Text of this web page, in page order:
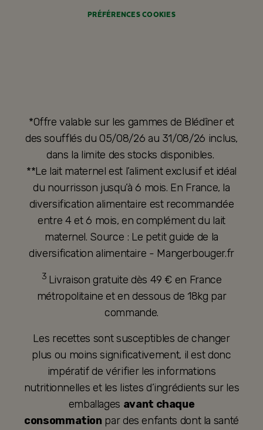
PRÉFÉRENCES COOKIES
*Offre valable sur les gammes de Blédîner et
des soufflés du 05/08/26 au 31/08/26 inclus,
dans la limite des stocks disponibles.
**Le lait maternel est l’aliment exclusif et idéal
du nourrisson jusqu’à 6 mois. En France, la
diversification alimentaire est recommandée
entre 4 et 6 mois, en complément du lait
maternel. Source : Le petit guide de la
diversification alimentaire - Mangerbouger.fr
3 Livraison gratuite dès 49 € en France
métropolitaine et en dessous de 18kg par
commande.
Les recettes sont susceptibles de changer
plus ou moins significativement, il est donc
impératif de vérifier les informations
nutritionnelles et les listes d’ingrédients sur les
emballages avant chaque
consommation par des enfants dont la santé